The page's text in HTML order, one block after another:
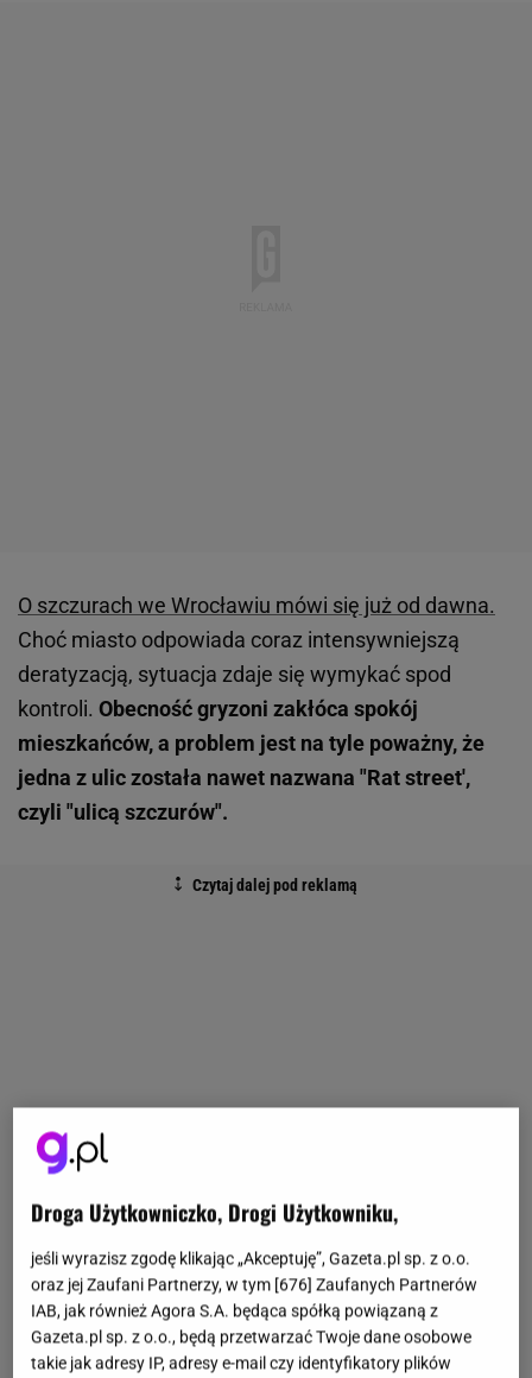
O szczurach we Wrocławiu mówi się już od dawna.
Choć miasto odpowiada coraz intensywniejszą
deratyzacją, sytuacja zdaje się wymykać spod
kontroli. Obecność gryzoni zakłóca spokój
mieszkańców, a problem jest na tyle poważny, że
jedna z ulic została nawet nazwana "Rat street',
czyli "ulicą szczurów".
Droga Użytkowniczko, Drogi Użytkowniku,
jeśli wyrazisz zgodę klikając „Akceptuję”, Gazeta.pl sp. z o.o.
oraz jej Zaufani Partnerzy, w tym [676] Zaufanych Partnerów
IAB, jak również Agora S.A. będąca spółką powiązaną z
Gazeta.pl sp. z o.o., będą przetwarzać Twoje dane osobowe
takie jak adresy IP, adresy e-mail czy identyfikatory plików